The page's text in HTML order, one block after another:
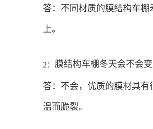
答：不同材质的膜结构车棚
上。
2： 膜结构车棚冬天会不会变
答：不会，优质的膜材具
温而脆裂。